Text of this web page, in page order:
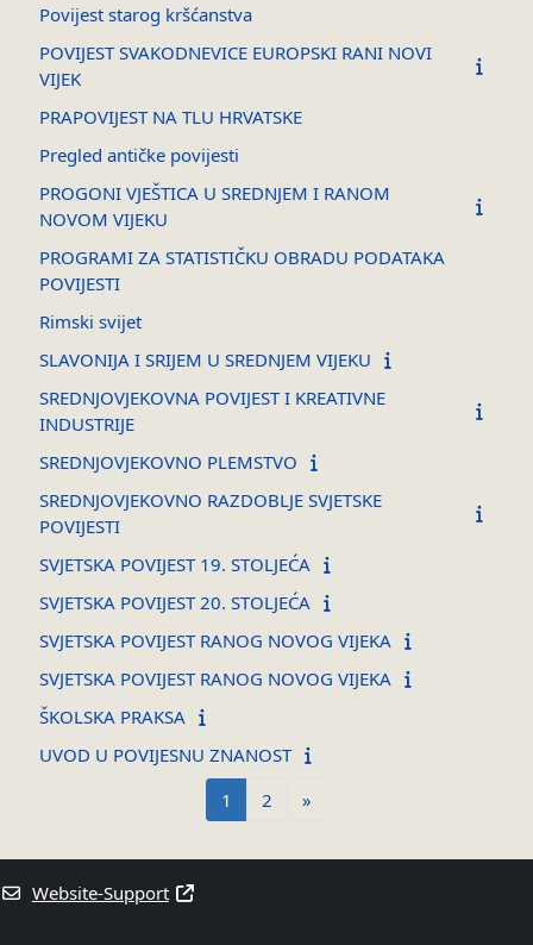
Povijest starog kršćanstva
POVIJEST SVAKODNEVICE EUROPSKI RANI NOVI
VIJEK
PRAPOVIJEST NA TLU HRVATSKE
Pregled antičke povijesti
PROGONI VJEŠTICA U SREDNJEM I RANOM
NOVOM VIJEKU
PROGRAMI ZA STATISTIČKU OBRADU PODATAKA
POVIJESTI
Rimski svijet
SLAVONIJA I SRIJEM U SREDNJEM VIJEKU
SREDNJOVJEKOVNA POVIJEST I KREATIVNE
INDUSTRIJE
SREDNJOVJEKOVNO PLEMSTVO
SREDNJOVJEKOVNO RAZDOBLJE SVJETSKE
POVIJESTI
SVJETSKA POVIJEST 19. STOLJEĆA
SVJETSKA POVIJEST 20. STOLJEĆA
SVJETSKA POVIJEST RANOG NOVOG VIJEKA
SVJETSKA POVIJEST RANOG NOVOG VIJEKA
ŠKOLSKA PRAKSA
UVOD U POVIJESNU ZNANOST
1 Seite 1
2 Seite 2
»
Website-Support